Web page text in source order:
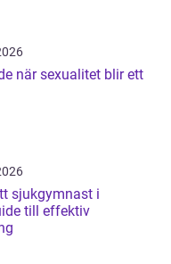
ett
sjukgymnast i